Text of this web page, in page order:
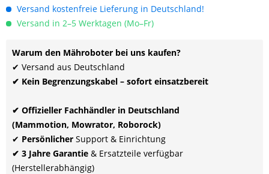
Versand kostenfreie Lieferung in Deutschland!
Versand in 2–5 Werktagen (Mo–Fr)
Warum den Mähroboter bei uns kaufen?
✔ Versand aus Deutschland
✔ Kein Begrenzungskabel – sofort einsatzbereit
✔ Offizieller Fachhändler in Deutschland
(Mammotion, Mowrator, Roborock)
✔ Persönlicher Support & Einrichtung
✔ 3 Jahre Garantie & Ersatzteile verfügbar
(Herstellerabhängig)